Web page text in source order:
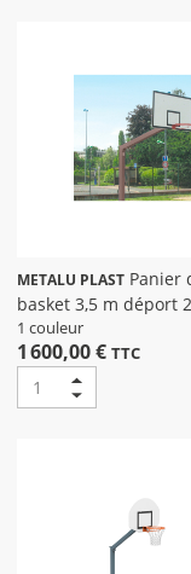
METALU PLAST
basket 3,5 m déport
sceller
1 couleur
1 600,00 € TTC